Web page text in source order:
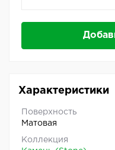
Характеристики
Поверхность
Матовая
Коллекция